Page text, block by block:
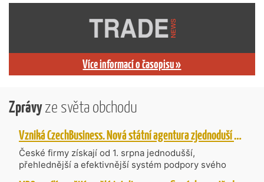
Více informací o časopisu »
Zprávyze světa obchodu
Vzniká CzechBusiness. Nová státní agentura zjednoduší podporu českých firem
České firmy získají od 1. srpna jednodušší,
přehlednější a efektivnější systém podpory svého